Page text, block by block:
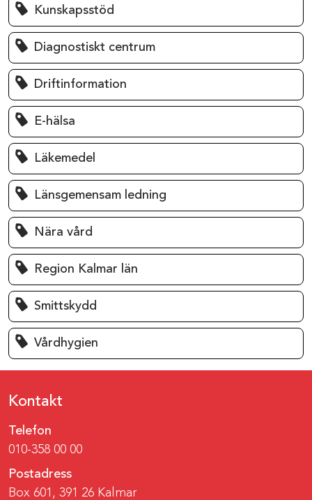
Kunskapsstöd
Diagnostiskt centrum
Driftinformation
E-hälsa
Läkemedel
Länsgemensam ledning
Nära vård
Region Kalmar län
Smittskydd
Vårdhygien
Kontakt
Telefon
010-358 00 00
Postadress
Box 601, 391 26 Kalmar